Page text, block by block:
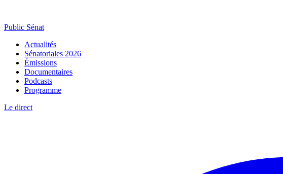
Public Sénat
Actualités
Sénatoriales 2026
Émissions
Documentaires
Podcasts
Programme
Le direct